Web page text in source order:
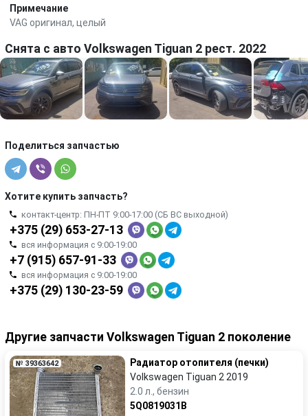
Примечание
VAG оригинал, целый
Снята с авто Volkswagen Tiguan 2 рест. 2022
Поделиться запчастью
Хотите купить запчасть?
контакт-центр: ПН-ПТ 9:00-17:00 (СБ ВС выходной)
+375 (29) 653-27-13
вся информация с 9:00-19:00
+7 (915) 657-91-33
вся информация с 9:00-19:00
+375 (29) 130-23-59
Другие запчасти Volkswagen Tiguan 2 поколение
№ 39363642
Радиатор отопителя (печки)
Volkswagen Tiguan 2 2019
2.0 л., бензин
5Q0819031B